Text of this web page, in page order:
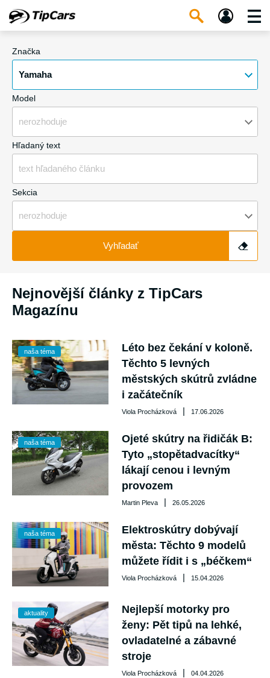
Značka
Yamaha
Model
nerozhoduje
Hľadaný text
Sekcia
nerozhoduje
Vyhľadať
Nejnovější články z TipCars
Magazínu
naša téma
Léto bez čekání v koloně.
Těchto 5 levných
městských skútrů zvládne
i začátečník
Viola Procházková | 17.06.2026
naša téma
Ojeté skútry na řidičák B:
Tyto „stopětadvacítky“
lákají cenou i levným
provozem
Martin Pleva | 26.05.2026
naša téma
Elektroskútry dobývají
města: Těchto 9 modelů
můžete řídit i s „béčkem“
Viola Procházková | 15.04.2026
aktuality
Nejlepší motorky pro
ženy: Pět tipů na lehké,
ovladatelné a zábavné
stroje
Viola Procházková | 04.04.2026